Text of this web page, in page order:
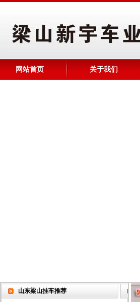
网站首页 关于我们
山东梁山挂车推荐